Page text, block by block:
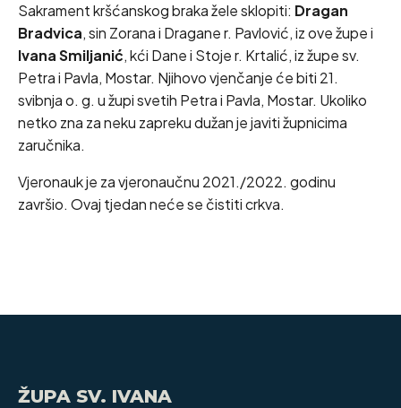
Sakrament kršćanskog braka žele sklopiti: Dragan
Bradvica, sin Zorana i Dragane r. Pavlović, iz ove župe i
Ivana Smiljanić, kći Dane i Stoje r. Krtalić, iz župe sv.
Petra i Pavla, Mostar. Njihovo vjenčanje će biti 21.
svibnja o. g. u župi svetih Petra i Pavla, Mostar. Ukoliko
netko zna za neku zapreku dužan je javiti župnicima
zaručnika.
Vjeronauk je za vjeronaučnu 2021./2022. godinu
završio. Ovaj tjedan neće se čistiti crkva.
ŽUPA SV. IVANA